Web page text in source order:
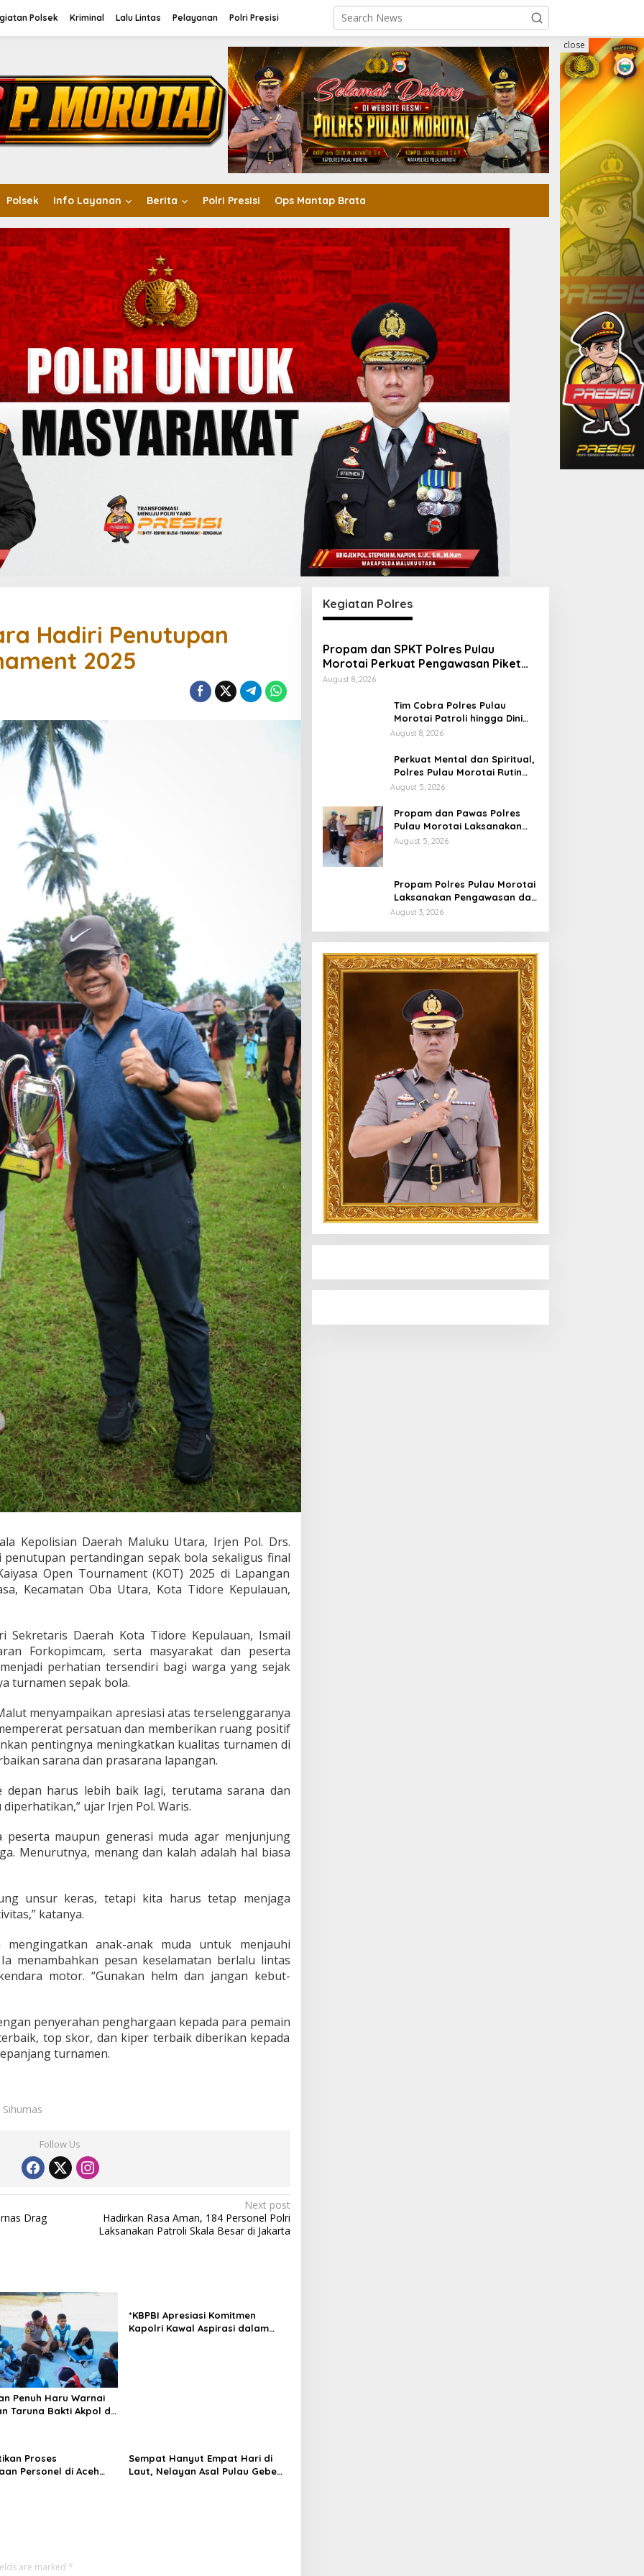
Polsek Kriminal Lalu Lintas Pelayanan Polri Presisi
Polsek Info Layanan Berita Polri Presisi Ops Mantap Brata
close
Hadiri Penutupan
2025
Kepolisian Daerah Maluku Utara, Irjen Pol. Drs.
penutupan pertandingan sepak bola sekaligus final
Open Tournament (KOT) 2025 di Lapangan
Kecamatan Oba Utara, Kota Tidore Kepulauan,
Sekretaris Daerah Kota Tidore Kepulauan, Ismail
Forkopimcam, serta masyarakat dan peserta
perhatian tersendiri bagi warga yang sejak
turnamen sepak bola.
menyampaikan apresiasi atas terselenggaranya
persatuan dan memberikan ruang positif
pentingnya meningkatkan kualitas turnamen di
sarana dan prasarana lapangan.
depan harus lebih baik lagi, terutama sarana dan
ujar Irjen Pol. Waris.
peserta maupun generasi muda agar menjunjung
Menurutnya, menang dan kalah adalah hal biasa
unsur keras, tetapi kita harus tetap menjaga
katanya.
anak-anak muda untuk menjauhi
menambahkan pesan keselamatan berlalu lintas
motor. “Gunakan helm dan jangan kebut-
penyerahan penghargaan kepada para pemain
top skor, dan kiper terbaik diberikan kepada
turnamen.
Sihumas
Follow Us
Drag
Next post
Hadirkan Rasa Aman, 184 Personel Polri
Laksanakan Patroli Skala Besar di Jakarta
Penuh Haru Warnai
Taruna Bakti Akpol di
*KBPBI Apresiasi Komitmen
Kapolri Kawal Aspirasi dalam
Proses
Personel di Aceh
Sempat Hanyut Empat Hari di
Laut, Nelayan Asal Pulau Gebe
are marked *
Kegiatan Polres
Propam dan SPKT Polres Pulau
Morotai Perkuat Pengawasan Piket
dan Pelayanan Masyarakat Selama
August 8, 2026
Tim Cobra Polres Pulau
Morotai Patroli hingga Dini
Hari, Cegah Miras dan
August 8, 2026
Perkuat Mental dan Spiritual,
Polres Pulau Morotai Rutin
Gelar Binrohtal untuk Bentuk
August 5, 2026
Propam dan Pawas Polres
Pulau Morotai Laksanakan
Pengecekan Pelayanan,
August 5, 2026
Propam Polres Pulau Morotai
Laksanakan Pengawasan dan
Pengecekan Personel Saat
August 3, 2026